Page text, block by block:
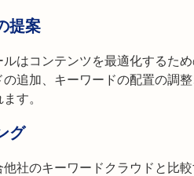
提案
はコンテンツを最適化するた
追加、キーワードの配置の調
す。
グ
社のキーワードクラウドと比